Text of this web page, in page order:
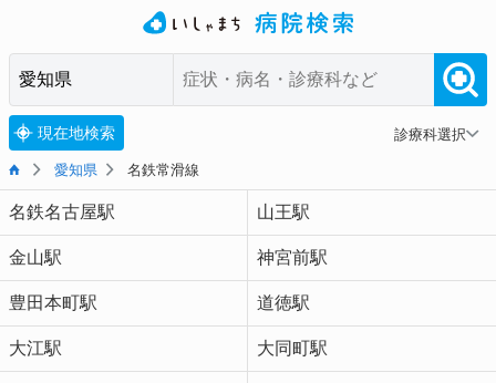
現在地検索 診療科選択
愛知県 名鉄常滑線
名鉄名古屋駅 山王駅
金山駅 神宮前駅
豊田本町駅 道徳駅
大江駅 大同町駅